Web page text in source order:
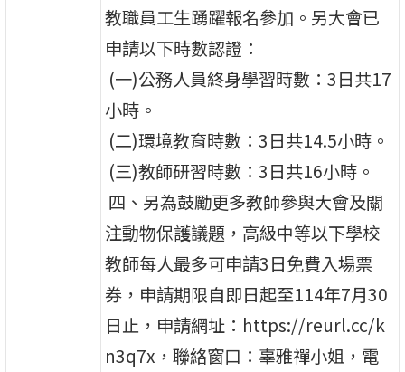
教職員工生踴躍報名參加。另大會已
申請以下時數認證：
(一)公務人員終身學習時數：3日共17
小時。
(二)環境教育時數：3日共14.5小時。
(三)教師研習時數：3日共16小時。
四、另為鼓勵更多教師參與大會及關
注動物保護議題，高級中等以下學校
教師每人最多可申請3日免費入場票
券，申請期限自即日起至114年7月30
日止，申請網址：https://reurl.cc/k
n3q7x，聯絡窗口：辜雅禪小姐，電